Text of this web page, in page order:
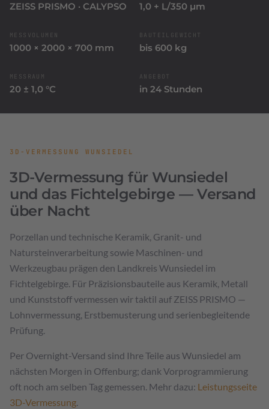
ZEISS PRISMO · CALYPSO 1,0 + L/350 µm
MESSVOLUMEN
1000 × 2000 × 700 mm
BAUTEILGEWICHT
bis 600 kg
MESSRAUM
20 ± 1,0 °C
ANGEBOT
in 24 Stunden
3D-VERMESSUNG WUNSIEDEL
3D-Vermessung für Wunsiedel
und das Fichtelgebirge — Versand
über Nacht
Porzellan und technische Keramik, Granit- und
Natursteinverarbeitung sowie Maschinen- und
Werkzeugbau prägen den Landkreis Wunsiedel im
Fichtelgebirge. Für Präzisionsbauteile aus Keramik, Metall
und Kunststoff vermessen wir taktil auf ZEISS PRISMO —
Lohnvermessung, Erstbemusterung und serienbegleitende
Prüfung.
Per Overnight-Versand sind Ihre Teile aus Wunsiedel am
nächsten Morgen in Offenburg; dank Vorprogrammierung
oft noch am selben Tag gemessen. Mehr dazu: Leistungsseite
3D-Vermessung.